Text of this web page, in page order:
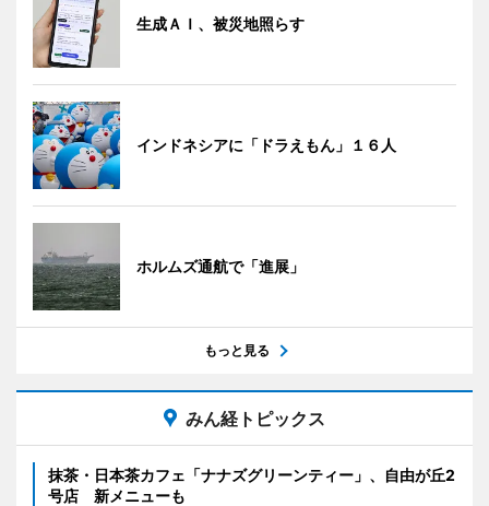
生成ＡＩ、被災地照らす
インドネシアに「ドラえもん」１６人
ホルムズ通航で「進展」
もっと見る
みん経トピックス
抹茶・日本茶カフェ「ナナズグリーンティー」、自由が丘2
号店 新メニューも